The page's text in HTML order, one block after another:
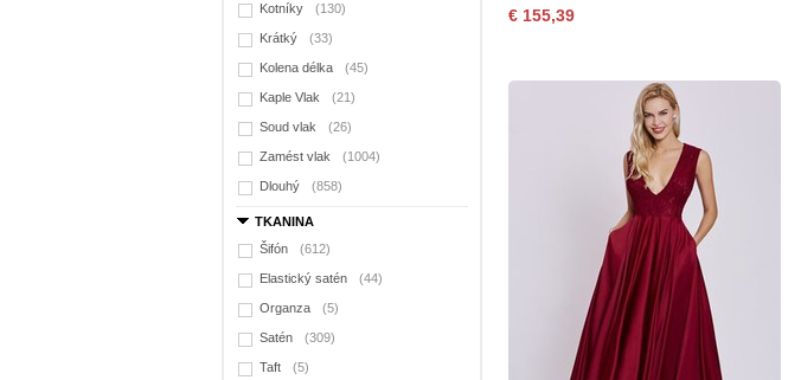
Kotníky (130)
Krátký (33)
Kolena délka (45)
Kaple Vlak (21)
Soud vlak (26)
Zamést vlak (1004)
Dlouhý (858)
TKANINA
Šifón
(612)
Elastický satén (44)
Organza (5)
Satén (309)
Taft (5)
€ 155,39